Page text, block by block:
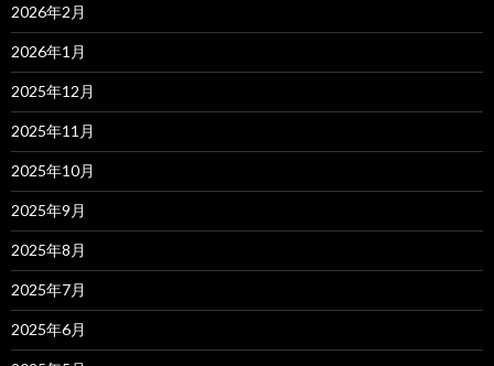
2026年2月
2026年1月
2025年12月
2025年11月
2025年10月
2025年9月
2025年8月
2025年7月
2025年6月